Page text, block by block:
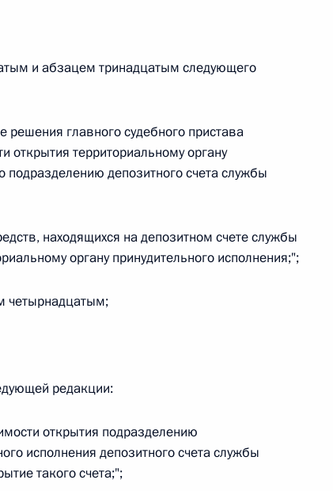
№ 270-ФЗ
г. № 244-ФЗ
Российской Федерации и Кабинетом
статусе представительств компетентных органов
г. № 252-ФЗ
измерений»
г. № 250-ФЗ
Федерации об административных правонарушениях
и абзацем тринадцатым следующего
решения главного судебного пристава
открытия территориальному органу
подразделению депозитного счета службы
находящихся на депозитном счете службы
органу принудительного исполнения;";
четырнадцатым;
редакции:
открытия подразделению
исполнения депозитного счета службы
такого счета;";